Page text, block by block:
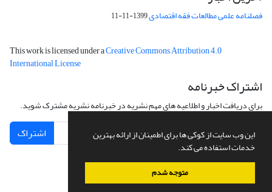
این وب سایت از کوکی ها برای اطمینان از ارائه بهترین
خدمات استفاده می کند.
متوجه شدم
فصلنامه علمی مطالعات فقه اقتصادی1399-11-11
This work is licensed under aCreative Commons Attribution 4.0
International License
اشتراک خبرنامه
برای دریافت اخبار و اطلاعیه های مهم نشریه در خبرنامه نشریه مشترک شوید.
اشتراک
سامانه مدیریت نشریات علمی.طراحی و پیاده سازی ازسیناوب